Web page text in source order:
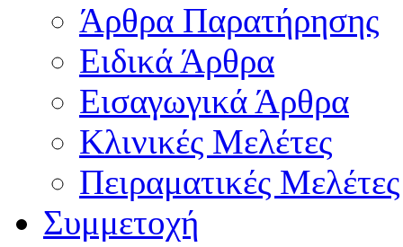
Άρθρα Παρατήρησης
Ειδικά Άρθρα
Εισαγωγικά Άρθρα
Κλινικές Μελέτες
Πειραματικές Μελέτες
Συμμετοχή